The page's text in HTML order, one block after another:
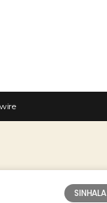
SINHALA